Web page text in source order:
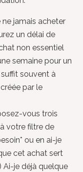
jamais acheter
un délai de
non essentiel
semaine pour un
souvent à
par le
vous trois
votre filtre de
ou en ai-je
cet achat sert
Ai-je déjà quelque